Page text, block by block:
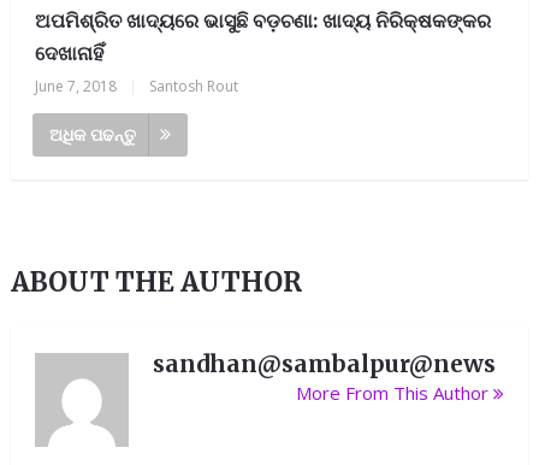
ଅପମିଶ୍ରିତ ଖାଦ୍ୟରେ ଭାସୁଛି ବଡ଼ଚଣା: ଖାଦ୍ୟ ନିରିକ୍ଷକଙ୍କର
ଦେଖାନାହିଁ
June 7, 2018 Santosh Rout
ଅଧିକ ପଢନ୍ତୁ
ABOUT THE AUTHOR
sandhan@sambalpur@news
More From This Author